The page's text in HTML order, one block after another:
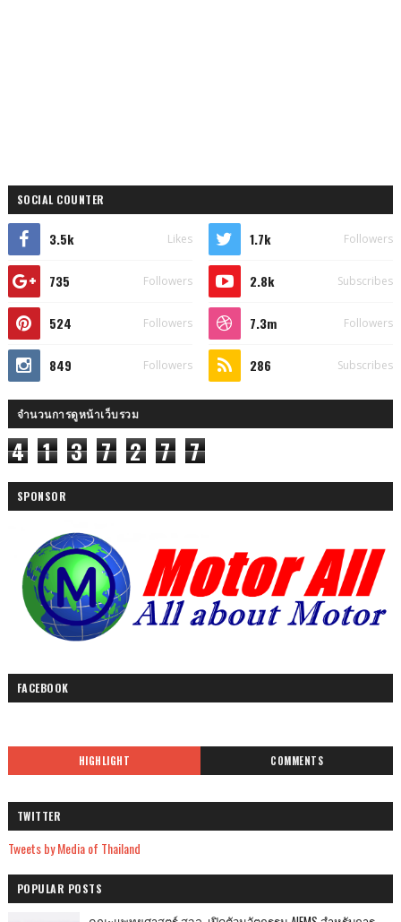
SOCIAL COUNTER
3.5k Likes 1.7k Followers
735 Followers 2.8k Subscribes
524 Followers 7.3m Followers
849 Followers 286 Subscribes
จำนวนการดูหน้าเว็บรวม
4 1 3 7 2 7 7
SPONSOR
FACEBOOK
HIGHLIGHT COMMENTS
TWITTER
Tweets by Media of Thailand
POPULAR POSTS